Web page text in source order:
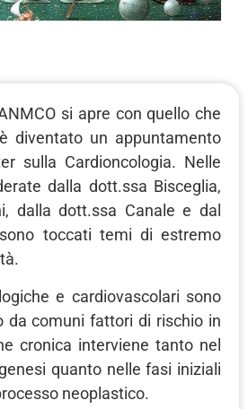
si apre con quello che
diventato un appuntamento
sulla Cardioncologia. Nelle
dalla dott.ssa Bisceglia,
dalla dott.ssa Canale e dal
toccati temi di estremo
e cardiovascolari sono
da comuni fattori di rischio in
cronica interviene tanto nel
quanto nelle fasi iniziali
neoplastico.